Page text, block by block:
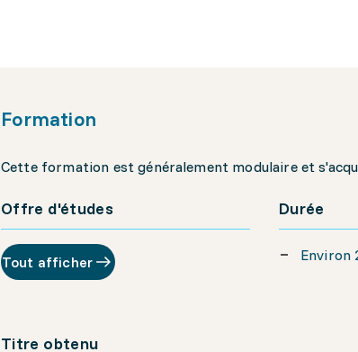
Formation
Cette formation est généralement modulaire et
Offre d'études
Tout afficher
Durée
Environ
Titre obtenu